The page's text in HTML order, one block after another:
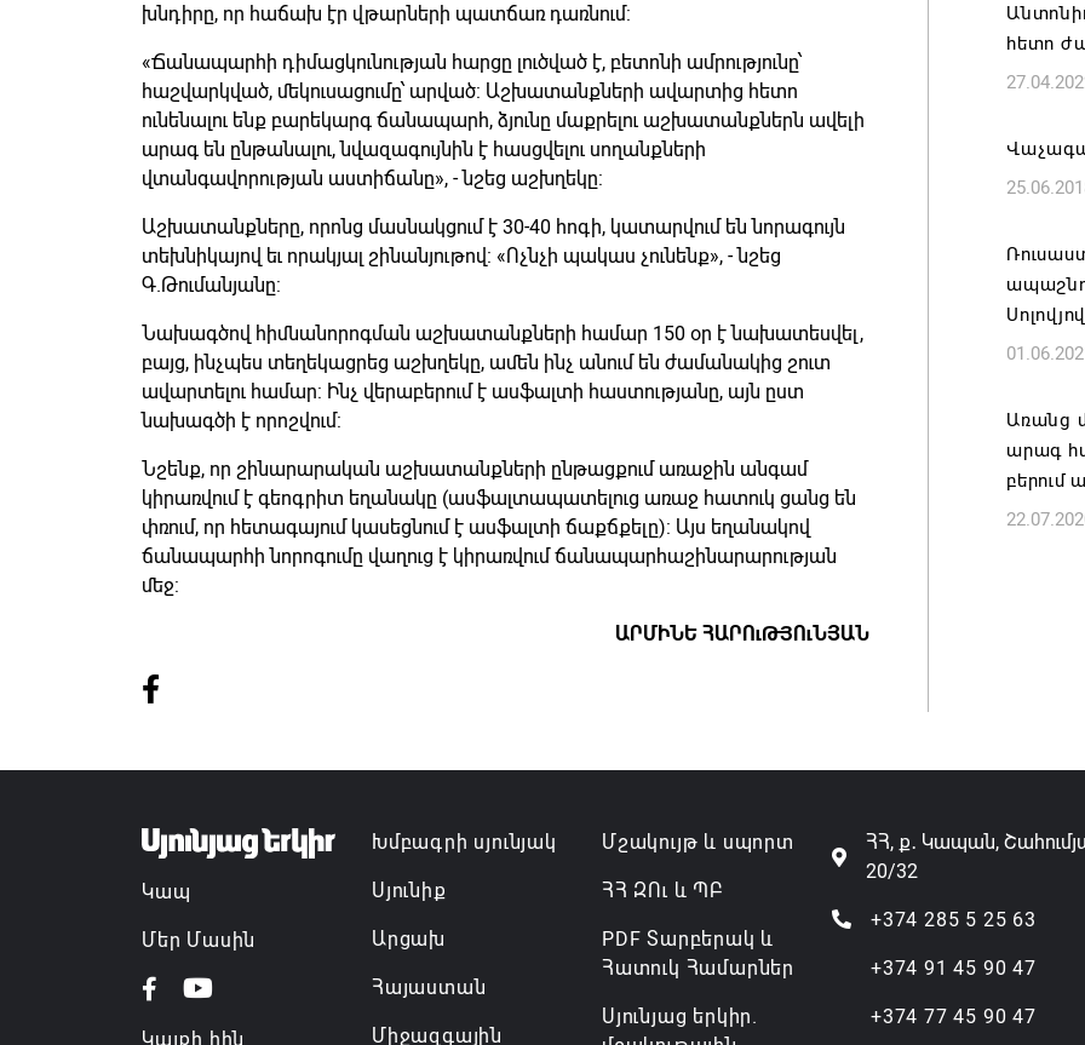
խնդիրը, որ հաճախ էր վթարների պատճառ դառնում:
«Ճանապարհի դիմացկունության հարցը լուծված է, բետոնի ամրությունը՝
հաշվարկված, մեկուսացումը՝ արված: Աշխատանքների ավարտից հետո
ունենալու ենք բարեկարգ ճանապարհ, ձյունը մաքրելու աշխատանքներն ավելի
արագ են ընթանալու, նվազագույնին է հասցվելու սողանքների
վտանգավորության աստիճանը», - նշեց աշխղեկը:
Աշխատանքները, որոնց մասնակցում է 30-40 հոգի, կատարվում են նորագույն
տեխնիկայով եւ որակյալ շինանյութով: «Ոչնչի պակաս չունենք», - նշեց
Գ.Թումանյանը:
Նախագծով հիմնանորոգման աշխատանքների համար 150 օր է նախատեսվել,
բայց, ինչպես տեղեկացրեց աշխղեկը, ամեն ինչ անում են ժամանակից շուտ
ավարտելու համար: Ինչ վերաբերում է ասֆալտի հաստությանը, այն ըստ
նախագծի է որոշվում:
Նշենք, որ շինարարական աշխատանքների ընթացքում առաջին անգամ
կիրառվում է գեոգրիտ եղանակը (ասֆալտապատելուց առաջ հատուկ ցանց են
փռում, որ հետագայում կասեցնում է ասֆալտի ճաքճքելը): Այս եղանակով
ճանապարհի նորոգումը վաղուց է կիրառվում ճանապարհաշինարարության
մեջ:
ԱՐՄԻՆԵ ՀԱՐՈւԹՅՈւՆՅԱՆ
է թե՛
հետո
Առանց
արագ
Կապ
Մեր Մասին
Կայքի հին
Խմբագրի սյունյակ
Սյունիք
Արցախ
Հայաստան
Միջազգային
Մշակույթ և սպորտ
ՀՀ ԶՈւ և ՊԲ
PDF Տարբերակ և
Հատուկ Համարներ
Սյունյաց երկիր.
ՀՀ, ք․ Կապան,
20/32
+374 285 5 25 63
+374 91 45 90 47
+374 77 45 90 47